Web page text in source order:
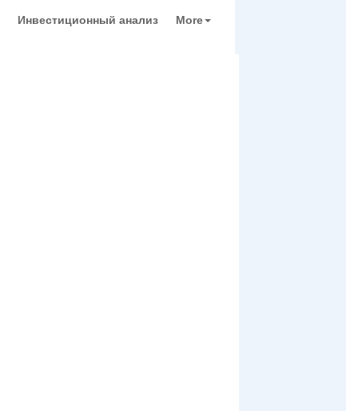
Инвестиционный анализ More